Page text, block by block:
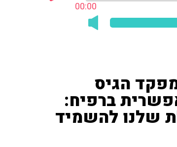
00:00
הגיס
ברפיח:
שלנו להשמיד